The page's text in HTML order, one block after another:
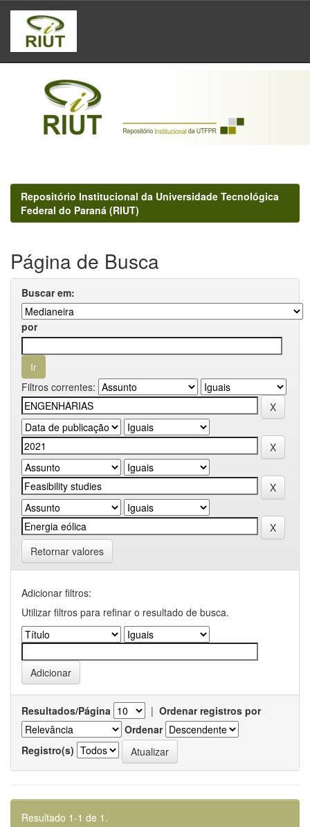
Skip
navigation
Repositório Institucional da Universidade Tecnológica
Federal do Paraná (RIUT)
Página de Busca
Buscar em:
por
Filtros correntes:
Retornar valores
Adicionar filtros:
Utilizar filtros para refinar o resultado de busca.
Resultados/Página | Ordenar registros por
Ordenar
Registro(s)
Resultado 1-1 de 1.